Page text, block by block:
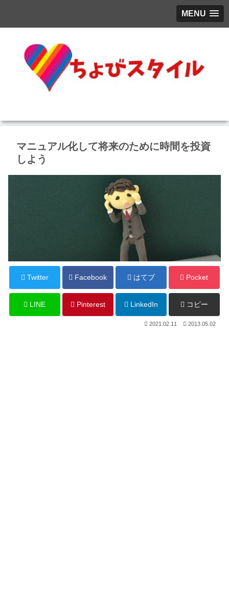
MENU
マニュアル化して将来のために時間を投資
しよう
Twitter Facebook はてブ Pocket
LINE Pinterest LinkedIn コピー
2021.02.11 2013.05.02